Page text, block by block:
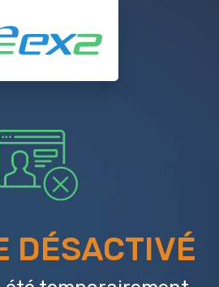
DÉSACTIVÉ